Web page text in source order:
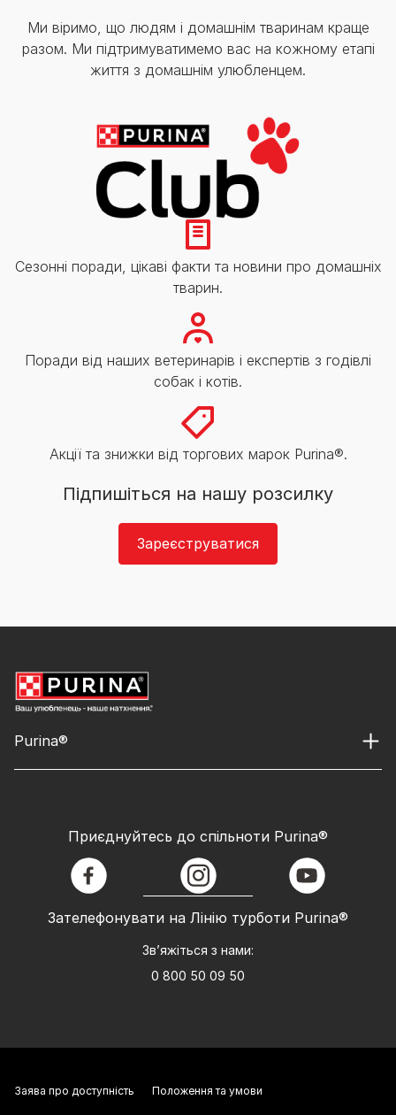
Ми віримо, що людям і домашнім тваринам краще
разом. Ми підтримуватимемо вас на кожному етапі
життя з домашнім улюбленцем.
Сезонні поради, цікаві факти та новини про домашніх
тварин.
Поради від наших ветеринарів і експертів з годівлі
собак і котів.
Акції та знижки від торгових марок Purina®.
Підпишіться на нашу розсилку
Зареєструватися
Purina®
Зателефонувати на Лінію турботи Purina®
Зв’яжіться з нами:
0 800 50 09 50
Приєднуйтесь до спільноти Purina®
facebook instagram youtube
Заява про доступність Положення та умови